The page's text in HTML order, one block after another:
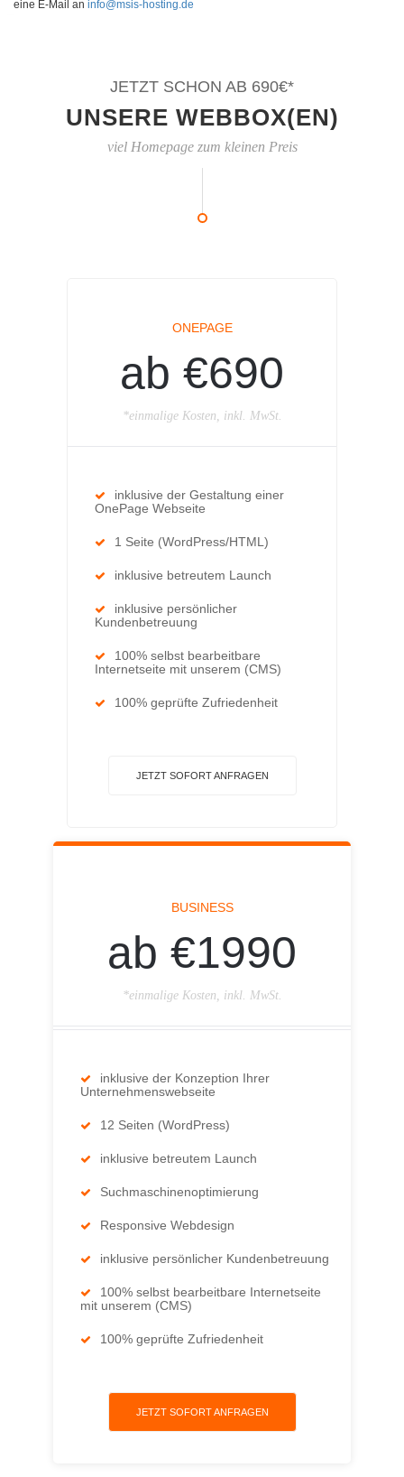
eine E-Mail an info@msis-hosting.de
JETZT SCHON AB 690€*
UNSERE WEBBOX(EN)
viel Homepage zum kleinen Preis
ONEPAGE
ab €690
*einmalige Kosten, inkl. MwSt.
inklusive der Gestaltung einer
OnePage Webseite
1 Seite (WordPress/HTML)
inklusive betreutem Launch
inklusive persönlicher
Kundenbetreuung
100% selbst bearbeitbare
Internetseite mit unserem (CMS)
100% geprüfte Zufriedenheit
JETZT SOFORT ANFRAGEN
BUSINESS
ab €1990
*einmalige Kosten, inkl. MwSt.
inklusive der Konzeption Ihrer
Unternehmenswebseite
12 Seiten (WordPress)
inklusive betreutem Launch
Suchmaschinenoptimierung
Responsive Webdesign
inklusive persönlicher Kundenbetreuung
100% selbst bearbeitbare Internetseite
mit unserem (CMS)
100% geprüfte Zufriedenheit
JETZT SOFORT ANFRAGEN